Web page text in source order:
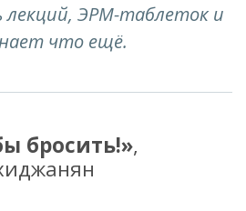
лекций, ЭРМ-таблеток и
что ещё.
бросить!»,